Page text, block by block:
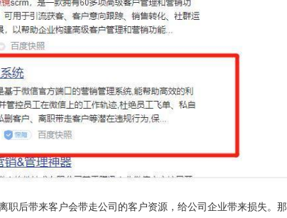
后带来客户会带走公司的客户资源，给公司企业带来损失。那